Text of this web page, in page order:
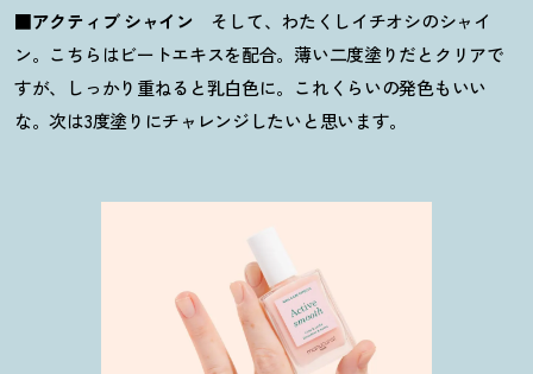
■アクティブ シャイン そして、わたくしイチオシのシャイ
ン。こちらはビートエキスを配合。薄い二度塗りだとクリアで
すが、しっかり重ねると乳白色に。これくらいの発色もいい
な。次は3度塗りにチャレンジしたいと思います。